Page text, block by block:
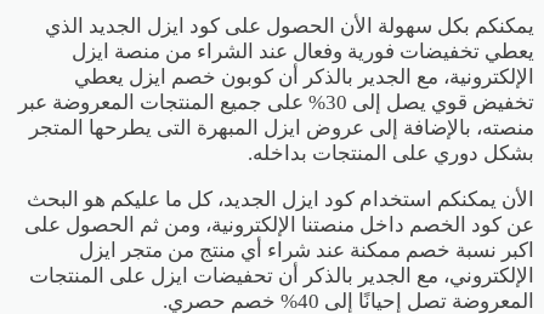
يمكنكم بكل سهولة الأن الحصول على كود ايزل الجديد الذي
يعطي تخفيضات فورية وفعال عند الشراء من منصة ايزل
الإلكترونية، مع الجدير بالذكر أن كوبون خصم ايزل يعطي
تخفيض قوي يصل إلى 30% على جميع المنتجات المعروضة عبر
منصته، بالإضافة إلى عروض ايزل المبهرة التى يطرحها المتجر
بشكل دوري على المنتجات بداخله.
الأن يمكنكم استخدام كود ايزل الجديد، كل ما عليكم هو البحث
عن كود الخصم داخل منصتنا الإلكترونية، ومن ثم الحصول على
اكبر نسبة خصم ممكنة عند شراء أي منتج من متجر ايزل
الإلكتروني، مع الجدير بالذكر أن تحفيضات ايزل على المنتجات
المعروضة تصل إحيانًا إلى 40% خصم حصري.